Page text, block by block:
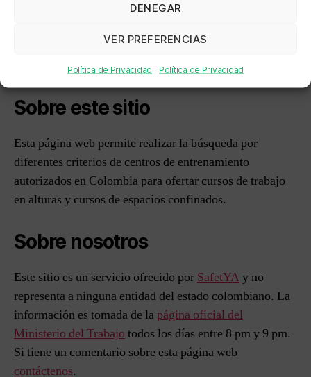
DENEGAR
VER PREFERENCIAS
Política de Privacidad Política de Privacidad
SEGURIDAD INDUSTRIAL SAS
Sobre este sitio
Esta página web permite realizar la búsqueda por
diferentes criterios de centros de entrenamiento
autorizados en Colombia para ofertar cursos de trabajo
en alturas y cursos de espacios confinados.
Sobre nosotros
Este sitio es un servicio ofrecido por SafetYAy no
representa a ninguna entidad del estado colombiano. La
información es tomada de la página oficial del
Ministerio del Trabajo todos los días entre 8 pm y 9 pm.
Si tiene un comentario sobre esta página web
contáctenos.